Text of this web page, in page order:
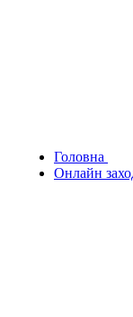
Головна
Онлайн